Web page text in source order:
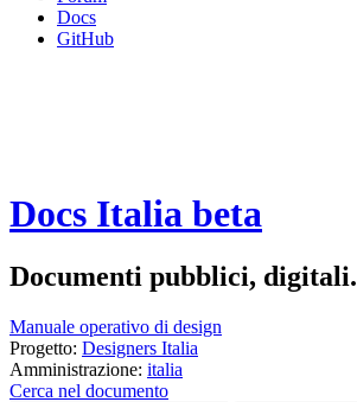
Docs
GitHub
Docs Italia beta
Documenti pubblici, digitali.
Manuale operativo di design
Progetto: Designers Italia
Amministrazione: italia
Cerca nel documento